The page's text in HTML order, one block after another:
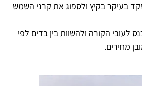
בעיקר בקיץ ולספוג את קרני השמש
לעובי הקורה ולהשוות בין בדים לפי
מחירים.